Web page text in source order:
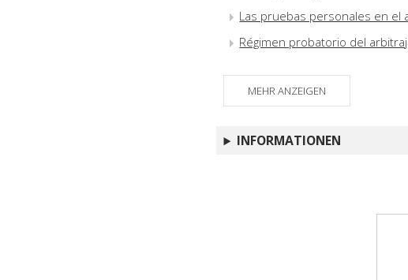
Las pruebas personales en el
Régimen probatorio del
MEHR ANZEIGEN
INFORMATIONEN